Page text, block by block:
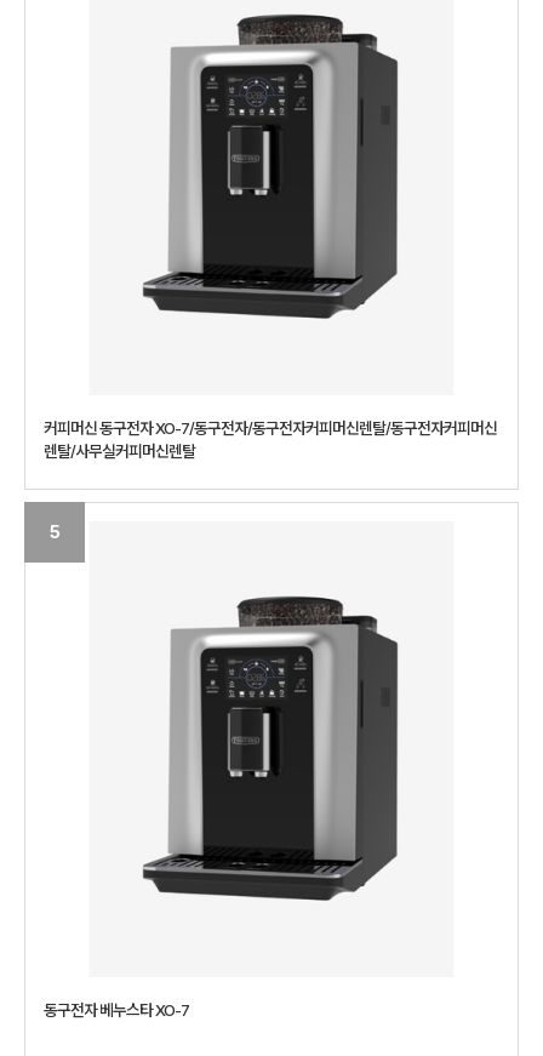
커피머신 동구전자 XO-7/동구전자/동구전자커피머신렌탈/동구전자커피머신
렌탈/사무실커피머신렌탈
5
동구전자 베누스타 XO-7